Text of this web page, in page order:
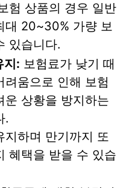
험 상품의 경우 일반
대 20~30% 가량 보
있습니다.
지: 보험료가 낮기 때
려움으로 인해 보험
운 상황을 방지하는
.
지하며 만기까지 또
혜택을 받을 수 있습